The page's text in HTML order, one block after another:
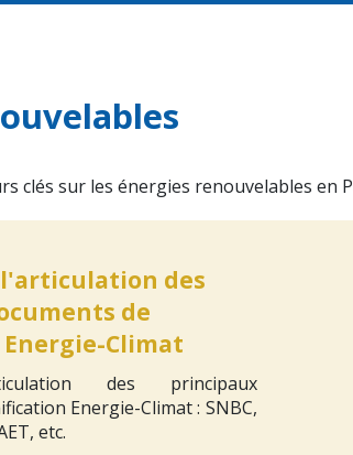
clés sur les énergies renouvelables en
des
de
Climat
des principaux
Energie-Climat : SNBC,
etc.